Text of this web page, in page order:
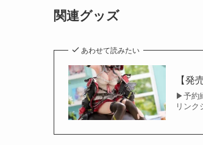
関連グッズ
あわせて読みたい
【発
▶︎予約
リン